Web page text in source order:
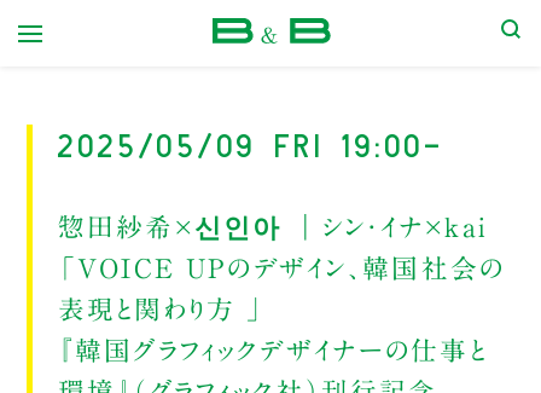
2025/05/09 Fri 19:00-
惣田紗希×신인아 ｜シン・イナ×kai
「VOICE UPのデザイン、韓国社会の
表現と関わり方 」
『韓国グラフィックデザイナーの仕事と